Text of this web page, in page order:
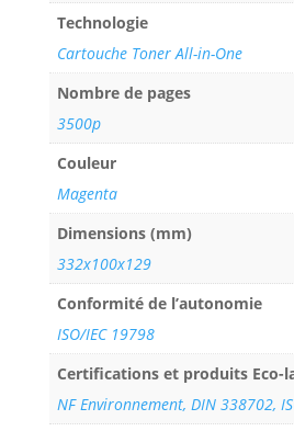
Technologie
Cartouche Toner All-in-One
Nombre de pages
3500p
Couleur
Magenta
Dimensions (mm)
332x100x129
Conformité de l’autonomie
ISO/IEC 19798
Certifications et produits Eco-
NF Environnement, DIN 338702,